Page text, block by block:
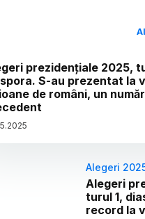
prezidențiale 2025,
S-au prezentat la
de români, un
.2025
Alegeri
Alegeri
turul 1,
record la